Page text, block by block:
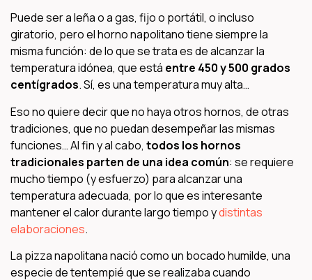
Puede ser a leña o a gas, fijo o portátil, o incluso
giratorio, pero el horno napolitano tiene siempre la
misma función: de lo que se trata es de alcanzar la
temperatura idónea, que está entre 450 y 500 grados
centígrados. Sí, es una temperatura muy alta…
Eso no quiere decir que no haya otros hornos, de otras
tradiciones, que no puedan desempeñar las mismas
funciones… Al fin y al cabo, todos los hornos
tradicionales parten de una idea común: se requiere
mucho tiempo (y esfuerzo) para alcanzar una
temperatura adecuada, por lo que es interesante
mantener el calor durante largo tiempo ydistintas
elaboraciones.
La pizza napolitana nació como un bocado humilde, una
especie de tentempié que se realizaba cuando